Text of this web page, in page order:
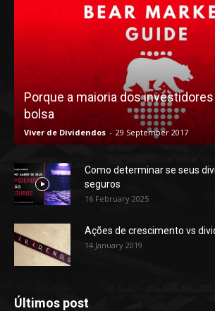
Porque a maioria dos
bolsa
Viver de Dividendos - 29 September 2017
Como determinar se seus
seguros
16 February 2025
Ações de crescimento vs
14 January 2019
Últimos post